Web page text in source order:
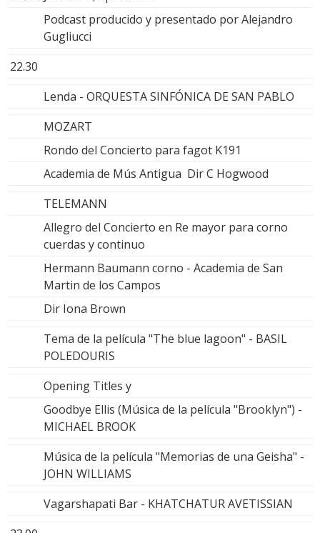
Podcast producido y presentado por Alejandro
Gugliucci
22.30
Lenda - ORQUESTA SINFÓNICA DE SAN PABLO
MOZART
Rondo del Concierto para fagot K191
Academia de Mús Antigua Dir C Hogwood
TELEMANN
Allegro del Concierto en Re mayor para corno
cuerdas y continuo
Hermann Baumann corno - Academia de San
Martin de los Campos
Dir Iona Brown
Tema de la película "The blue lagoon" - BASIL
POLEDOURIS
Opening Titles y
Goodbye Ellis (Música de la película "Brooklyn") -
MICHAEL BROOK
Música de la película "Memorias de una Geisha" -
JOHN WILLIAMS
Vagarshapati Bar - KHATCHATUR AVETISSIAN